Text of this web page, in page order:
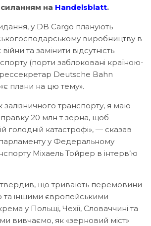
на Handelsblatt.
у DB Cargo планують
виробництву в
та замінити відсутність
(порти заблоковані країною-
Deutsche Bahn
плани на цю тему».
залізничного транспорту, я маю
20 млн т зерна, щоб
голодній катастрофі», — сказав
у Федеральному
Міхаель Тойрер в інтерв’ю
що тривають перемовини
та іншими європейськими
у Польщі, Чехії, Словаччині та
ми вивчаємо, як «зерновий міст»